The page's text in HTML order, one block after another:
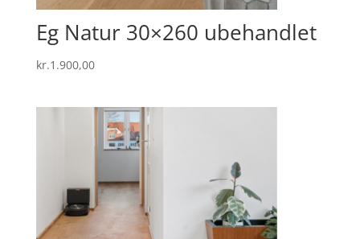
Eg Natur 30×260 ubehandlet
kr.1.900,00